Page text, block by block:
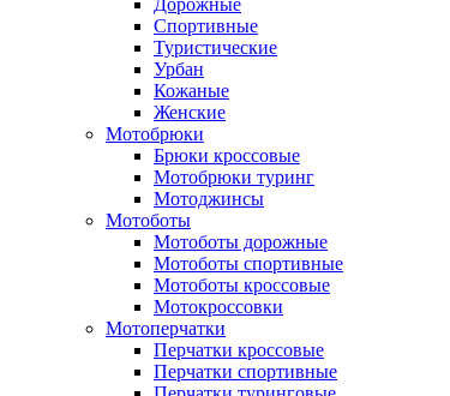
Дорожные
Спортивные
Туристические
Урбан
Кожаные
Женские
Мотобрюки
Брюки кроссовые
Мотобрюки туринг
Мотоджинсы
Мотоботы
Мотоботы дорожные
Мотоботы спортивные
Мотоботы кроссовые
Мотокроссовки
Мотоперчатки
Перчатки кроссовые
Перчатки спортивные